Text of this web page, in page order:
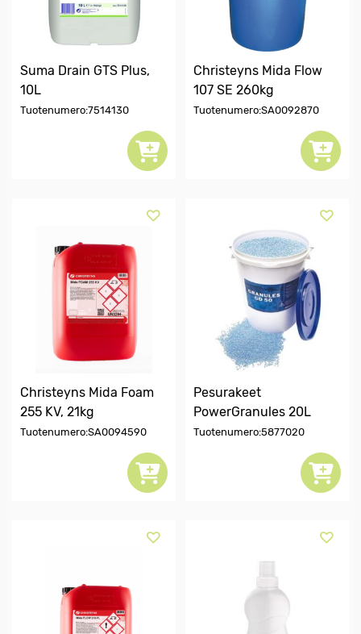
Suma Drain GTS Plus,
10L
Tuotenumero:7514130
Christeyns Mida Flow
107 SE 260kg
Tuotenumero:SA0092870
Christeyns Mida Foam
255 KV, 21kg
Tuotenumero:SA0094590
Pesurakeet
PowerGranules 20L
Tuotenumero:5877020